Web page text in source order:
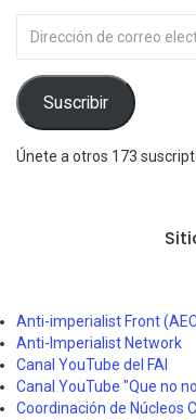
de
electrónico
Suscribir
Únete a otros 173
Anti-imperialist Front
Anti-Imperialist Network
Canal YouTube del FAI
Canal YouTube "Que no
Coordinación de Núcleos